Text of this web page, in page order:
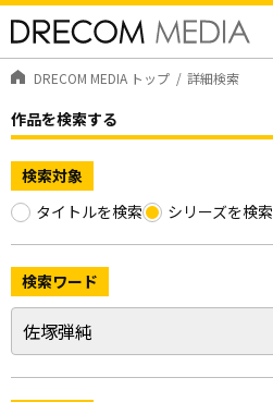
DRECOM MEDIA トップ 詳細検索
作品を検索する
検索対象
タイトルを検索
シリーズを検索
検索ワード